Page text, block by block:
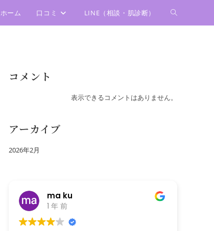
ホーム 口コミ LINE（相談・肌診断）
コメント
表示できるコメントはありません。
アーカイブ
2026年2月
ma ku
1 年 前